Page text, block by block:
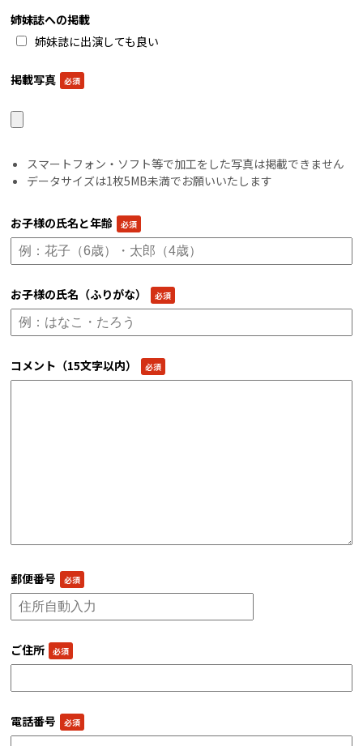
姉妹誌への掲載
姉妹誌に出演しても良い
掲載写真
スマートフォン・ソフト等で加工をした写真は掲載できません
データサイズは1枚5MB未満でお願いいたします
お子様の氏名と年齢
お子様の氏名（ふりがな）
コメント（15文字以内）
郵便番号
ご住所
電話番号